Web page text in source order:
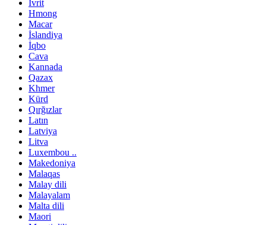
İvrit
Hmong
Macar
İslandiya
İqbo
Cava
Kannada
Qazax
Khmer
Kürd
Qırğızlar
Latın
Latviya
Litva
Luxembou ..
Makedoniya
Malaqas
Malay dili
Malayalam
Malta dili
Maori